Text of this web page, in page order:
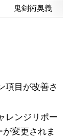
鬼剣術奥義
項目が改善さ
レンジリポー
変更されま